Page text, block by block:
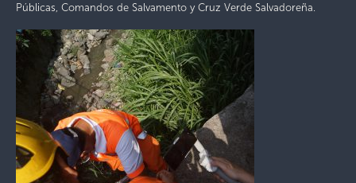
Públicas, Comandos de Salvamento y Cruz Verde Salvadoreña.